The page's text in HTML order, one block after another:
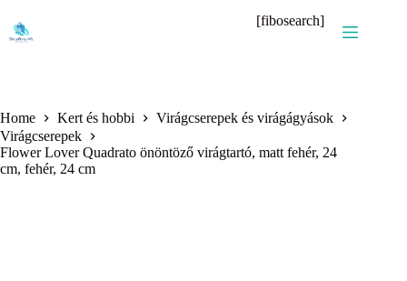
content
[fibosearch]
Home Kert és hobbi
Virágcserepek és virágágyások
Virágcserepek
Flower Lover Quadrato önöntöző virágtartó, matt fehér, 24
cm, fehér, 24 cm